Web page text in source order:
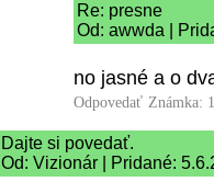
Re: presne
Od: awwda |
no jasné a o
Odpovedať Známka:
Dajte si povedať.
Od: Vizionár | Pridané: